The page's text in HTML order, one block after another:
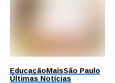
EducaçãoMaisSão Paulo
Últimas Notícias